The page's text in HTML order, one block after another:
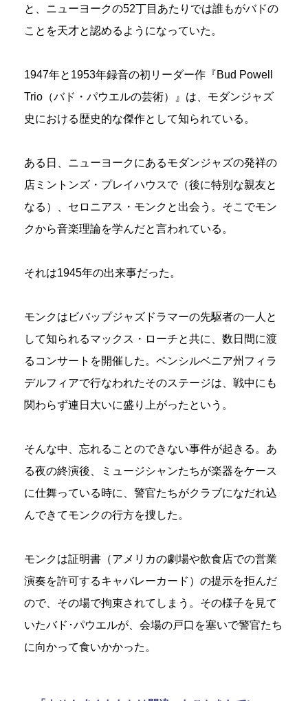
と、ニューヨークの52丁目あたりでは誰もがバドの
ことを天才と認めるようになっていた。
1947年と1953年録音の初リーダー作『Bud Powell
Trio（バド・パウエルの芸術）』は、モダンジャズ
史における歴史的な傑作として知られている。
ある日、ニューヨークにあるモダンジャズの発祥の
店ミントンズ・プレイハウスで（後に特別な親友と
なる）、セロニアス・モンクと出会う。そこでモン
クから音楽理論を学んだと言われている。
それは1945年の出来事だった。
モンクはビバップジャズドラマーの先駆者の一人と
して知られるマックス・ローチと共に、数日間に渡
るコンサートを開催した。ペンシルベニア州フィラ
デルフィアで行なわれたそのステージは、戦中にも
関わらず連日大いに盛り上がったという。
そんな中、忘れることのできない事件が起きる。あ
る夜の終演後、ミュージシャンたちが楽器をケース
に仕舞っている時に、警官たちがクラブになだれ込
んできてモンクの行方を捜した。
モンクは証明書（アメリカの劇場や飲食店での営業
演奏を許可するキャバレーカード）の提示を拒んだ
ので、その場で拘束されてしまう。その様子を見て
いたバド･パウエルが、会場の戸口を塞いで警官たち
に向かって食いかかった。